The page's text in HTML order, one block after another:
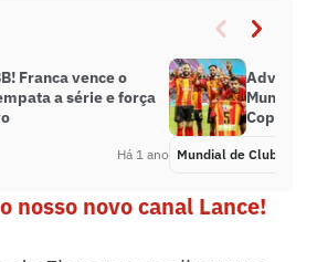
Franca vence o
a série e força
Há 1 ano
Mundial,
Copa da
Mundial de Clubes
nosso novo canal Lance!